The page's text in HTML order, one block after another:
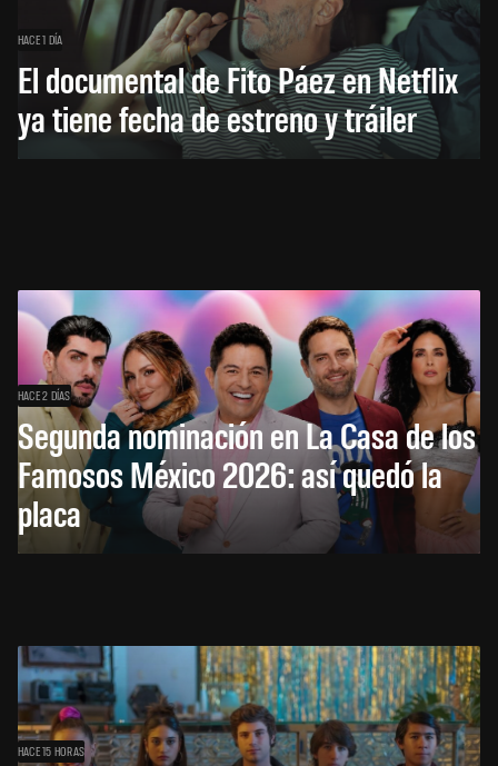
HACE 1 DÍA
El documental de Fito Páez en Netflix
ya tiene fecha de estreno y tráiler
HACE 2 DÍAS
Segunda nominación en La Casa de los
Famosos México 2026: así quedó la
placa
HACE 15 HORAS